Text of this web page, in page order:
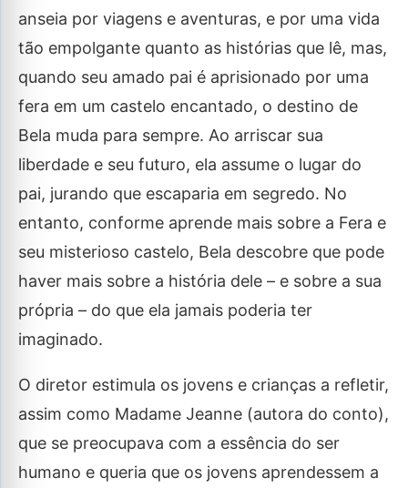
anseia por viagens e aventuras, e por uma vida
tão empolgante quanto as histórias que lê, mas,
quando seu amado pai é aprisionado por uma
fera em um castelo encantado, o destino de
Bela muda para sempre. Ao arriscar sua
liberdade e seu futuro, ela assume o lugar do
pai, jurando que escaparia em segredo. No
entanto, conforme aprende mais sobre a Fera e
seu misterioso castelo, Bela descobre que pode
haver mais sobre a história dele – e sobre a sua
própria – do que ela jamais poderia ter
imaginado.
O diretor estimula os jovens e crianças a refletir,
assim como Madame Jeanne (autora do conto),
que se preocupava com a essência do ser
humano e queria que os jovens aprendessem a